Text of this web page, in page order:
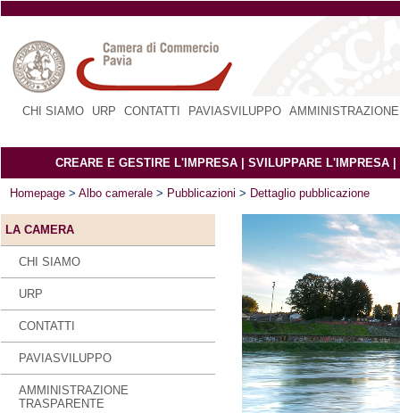
CHI SIAMO URP CONTATTI PAVIASVILUPPO
CREARE E GESTIRE L'IMPRESA SVILUPPARE L'IMPRESA
Homepage > Albo camerale > Pubblicazioni > Dettaglio pubblicazione
LA CAMERA
CHI SIAMO
URP
CONTATTI
PAVIASVILUPPO
AMMINISTRAZIONE
TRASPARENTE